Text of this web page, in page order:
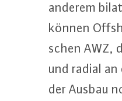
anderem
können
schen AWZ,
und radial
der Ausbau